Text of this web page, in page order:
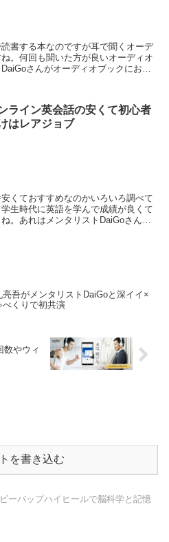
書する本なのですが耳で聞くオーデ
。何回も聞いた方が良いオーディオ
さんがオーディオブックにおす
ライン英会話の安くて初心者
はレアジョブ
くておすすめなのかいろいろ調べて
生時代に英語を学んで成績が良くて
。あれはメンタリストDaiGoさんも
亮吾がメンタリストDaiGoと深イイ×
べくりで初共演
数やウィ
を書き込む
ビーバップハイヒールで脳科学と記憶